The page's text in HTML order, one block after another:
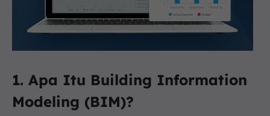
1. Apa Itu Building Information
Modeling (BIM)?